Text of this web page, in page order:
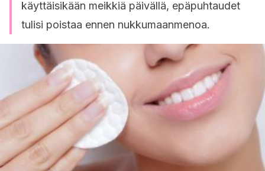
käyttäisikään meikkiä päivällä, epäpuhtaudet
tulisi poistaa ennen nukkumaanmenoa.